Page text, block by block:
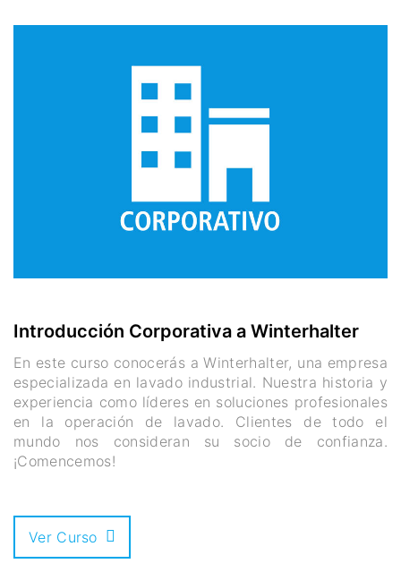
Introducción Corporativa a Winterhalter
En este curso conocerás a Winterhalter, una empresa
especializada en lavado industrial. Nuestra historia y
experiencia como líderes en soluciones profesionales
en la operación de lavado. Clientes de todo el
mundo nos consideran su socio de confianza.
¡Comencemos!
Ver Curso